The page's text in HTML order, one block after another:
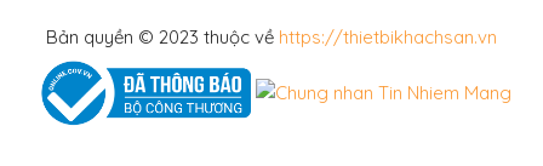
Bản quyền © 2023 thuộc về https://thietbikhachsan.vn